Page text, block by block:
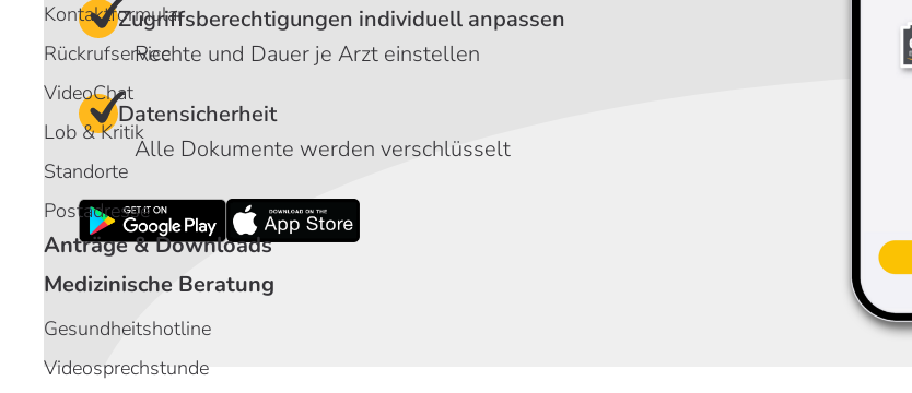
Kontaktformular
Rückrufservice
VideoChat
Lob & Kritik
Standorte
Postadresse
Anträge & Downloads
Medizinische Beratung
Gesundheitshotline
Videosprechstunde
Zugriffsberechtigungen individuell anpassen
Rechte und Dauer je Arzt einstellen
Datensicherheit
Alle Dokumente werden verschlüsselt